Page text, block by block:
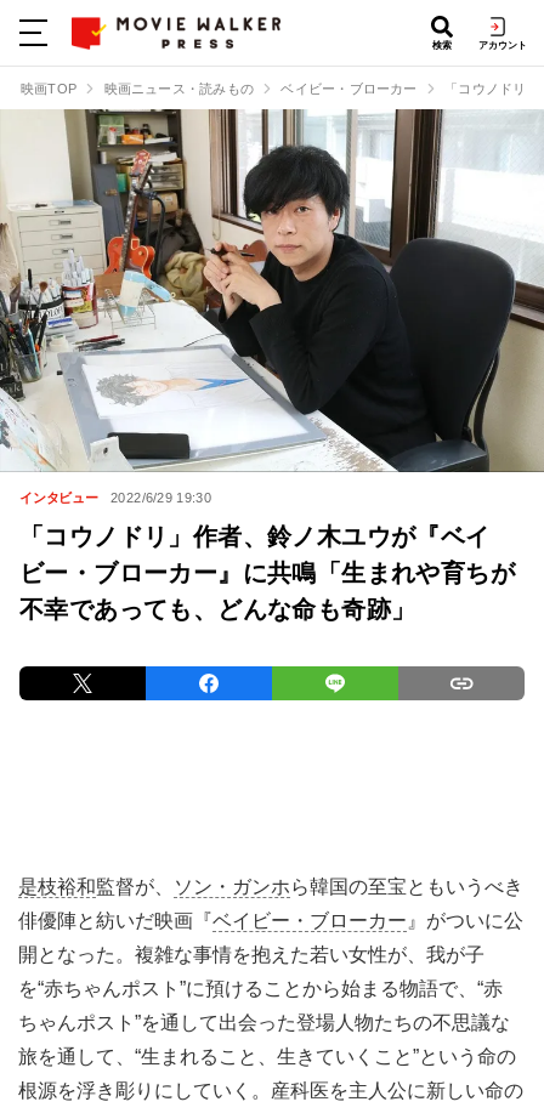
検索 アカウント
映画TOP 映画ニュース・読みもの ベイビー・ブローカー 「コウノドリ
インタビュー 2022/6/29 19:30
「コウノドリ」作者、鈴ノ木ユウが『ベイ
ビー・ブローカー』に共鳴「生まれや育ちが
不幸であっても、どんな命も奇跡」
是枝裕和監督が、 ソン・ガンホら韓国の至宝ともいうべき
俳優陣と紡いだ映画『ベイビー・ブローカー 』がついに公
開となった。複雑な事情を抱えた若い女性が、我が子
を“赤ちゃんポスト”に預けることから始まる物語で、“赤
ちゃんポスト”を通して出会った登場人物たちの不思議な
旅を通して、“生まれること、生きていくこと”という命の
根源を浮き彫りにしていく。産科医を主人公に新しい命の